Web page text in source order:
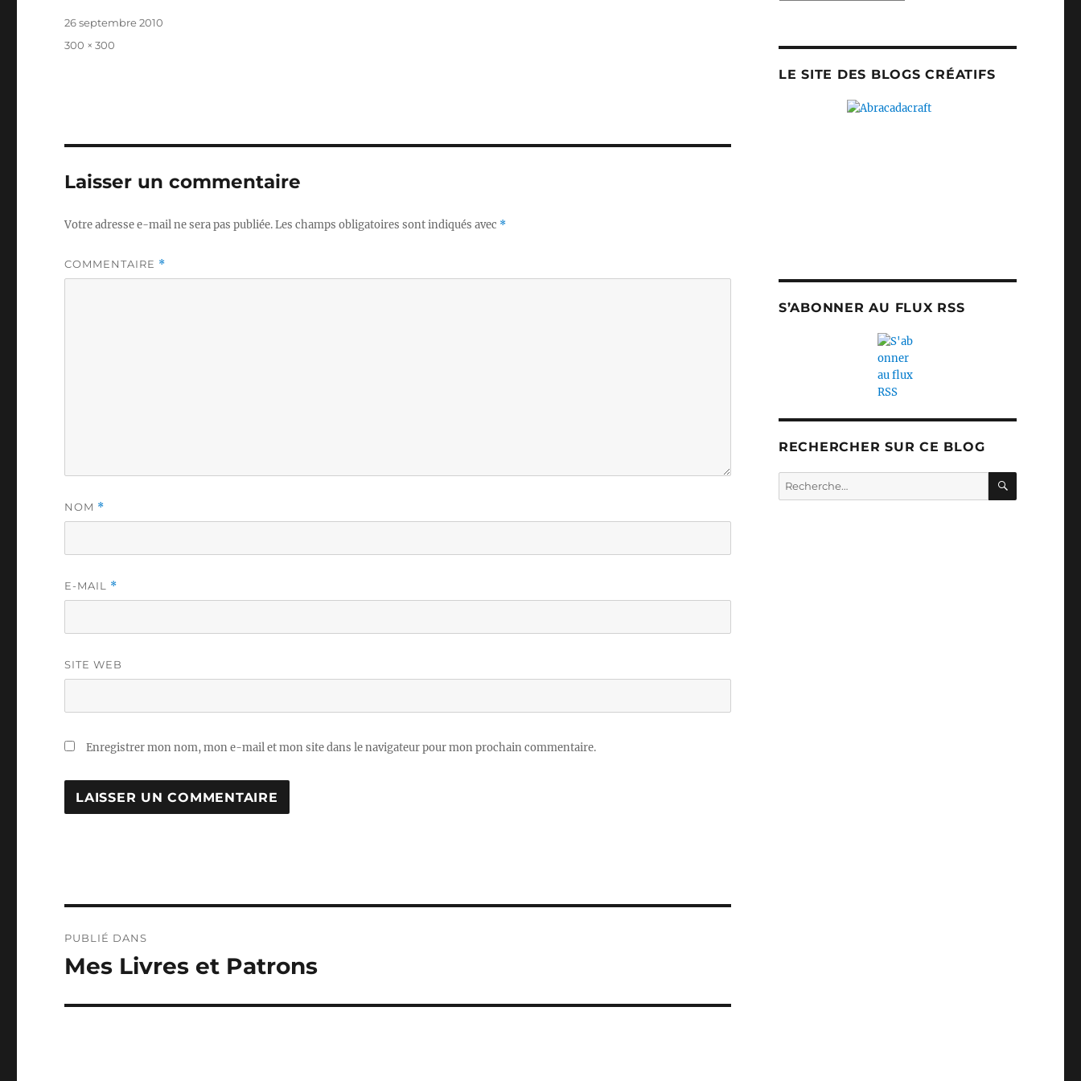
Publié
26 septembre 2010
Taille
300 × 300
Laisser un commentaire
Votre adresse e-mail ne sera pas publiée.Les champs obligatoires sont indiqués avec *
COMMENTAIRE *
NOM *
E-MAIL *
SITE WEB
Enregistrer mon nom, mon e-mail et mon site dans le navigateur pour mon prochain commentaire.
de
PUBLIÉ DANS
Mes Livres et Patrons
LE SITE DES BLOGS CRÉATIFS
S’ABONNER AU FLUX RSS
RECHERCHER SUR CE BLOG
Recherche
pour :